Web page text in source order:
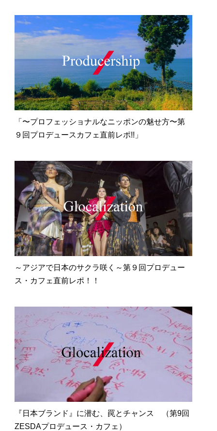
「〜プロフェッショナルなニッポンの魅せ方〜第
９回プロデュースカフェ直前レポ!!」
～アジアで日本のサクラ咲く～第９回プロデュー
ス・カフェ直前レポ！！
『日本ブランド』に潜む、罠とチャンス （第9回
ZESDAプロデュース・カフェ）